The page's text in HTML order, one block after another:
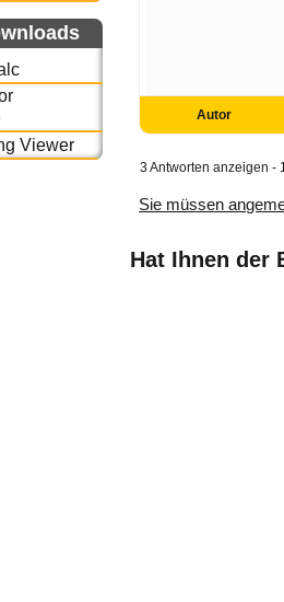
Viewer
Autor
3 Antworten anzeigen -
Sie müssen
Hat Ihnen der